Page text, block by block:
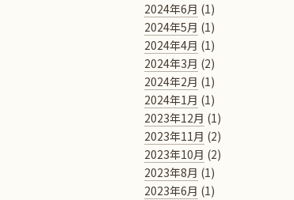
2024年6月 (1)
2024年5月 (1)
2024年4月 (1)
2024年3月 (2)
2024年2月 (1)
2024年1月 (1)
2023年12月 (1)
2023年11月 (2)
2023年10月 (2)
2023年8月 (1)
2023年6月 (1)